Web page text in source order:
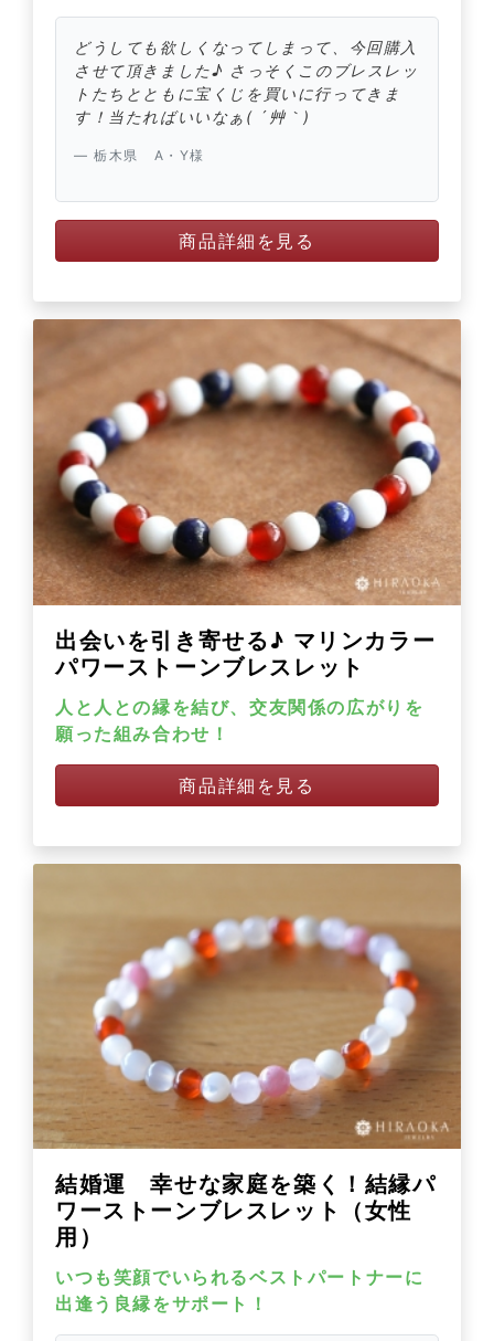
どうしても欲しくなってしまって、今回購入
させて頂きました♪ さっそくこのブレスレッ
トたちとともに宝くじを買いに行ってきま
す！当たればいいなぁ( ´艸｀)
栃木県 A・Y様
商品詳細を見る
出会いを引き寄せる♪ マリンカラー
パワーストーンブレスレット
人と人との縁を結び、交友関係の広がりを
願った組み合わせ！
商品詳細を見る
結婚運 幸せな家庭を築く！結縁パ
ワーストーンブレスレット（女性
用）
いつも笑顔でいられるベストパートナーに
出逢う良縁をサポート！